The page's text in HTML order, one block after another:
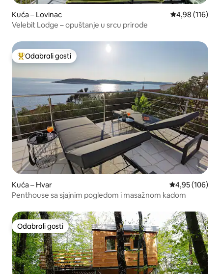
Kuća – Lovinac Prosječna
4,98 (116)
Velebit Lodge – opuštanje u srcu prirode
Među najviše rangiranima s oznakom „Odabrali gosti”
Odabrali gosti
Kuća – Hvar Prosječna
4,95 (106)
Penthouse sa sjajnim pogledom i masažnom kadom
Odabrali gosti
Odabrali gosti